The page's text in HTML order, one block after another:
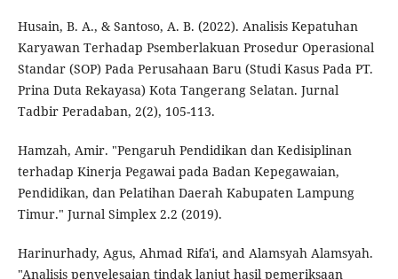
Husain, B. A., & Santoso, A. B. (2022). Analisis Kepatuhan
Karyawan Terhadap Psemberlakuan Prosedur Operasional
Standar (SOP) Pada Perusahaan Baru (Studi Kasus Pada PT.
Prina Duta Rekayasa) Kota Tangerang Selatan. Jurnal
Tadbir Peradaban, 2(2), 105-113.
Hamzah, Amir. "Pengaruh Pendidikan dan Kedisiplinan
terhadap Kinerja Pegawai pada Badan Kepegawaian,
Pendidikan, dan Pelatihan Daerah Kabupaten Lampung
Timur." Jurnal Simplex 2.2 (2019).
Harinurhady, Agus, Ahmad Rifa'i, and Alamsyah Alamsyah.
"Analisis penyelesaian tindak lanjut hasil pemeriksaan